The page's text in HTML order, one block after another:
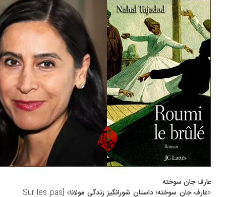
جان سوخته
جان سوخته؛ داستان شورانگیز زندگی مولانا
» [Sur les pas